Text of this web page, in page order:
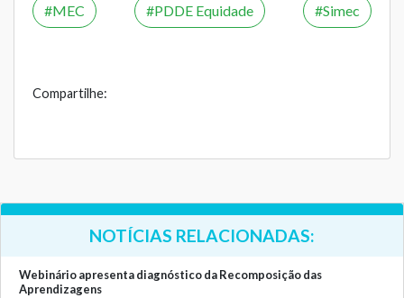
MEC PDDE Equidade Simec
Compartilhe:
NOTÍCIAS RELACIONADAS:
Webinário apresenta diagnóstico da Recomposição das
Aprendizagens